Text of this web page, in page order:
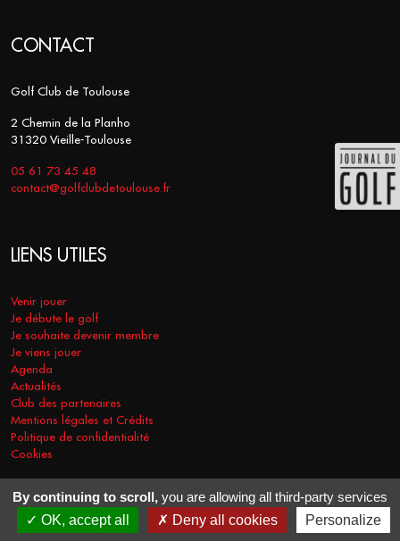
CONTACT
Golf Club de Toulouse
2 Chemin de la Planho
31320 Vieille-Toulouse
05 61 73 45 48
contact@golfclubdetoulouse.fr
LIENS UTILES
Venir jouer
Je débute le golf
Je souhaite devenir membre
Je viens jouer
Agenda
Actualités
Club des partenaires
Mentions légales et Crédits
Politique de confidentialité
Cookies
COPYRIGHT © 2026 - GOLF CLUB DE TOULOUSE. TOUS DROITS
RÉSERVÉS.
RÉALISATION VT-DESIGN 2021
By continuing to scroll, you are allowing all third-party services
OK, accept all
Deny all cookies Personalize